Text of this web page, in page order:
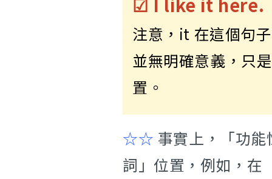
注意，it 在這個句
並無明確意義，只
置。
☆☆ 事實上，「功
詞」位置，例如，